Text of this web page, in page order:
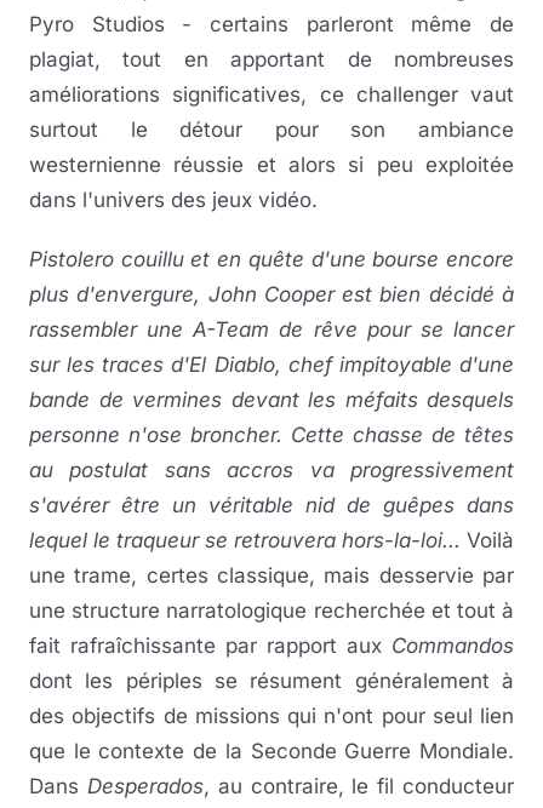
Pyro Studios - certains parleront même de
plagiat, tout en apportant de nombreuses
améliorations significatives, ce challenger vaut
surtout le détour pour son ambiance
westernienne réussie et alors si peu exploitée
dans l'univers des jeux vidéo.
Pistolero couillu et en quête d'une bourse encore
plus d'envergure, John Cooper est bien décidé à
rassembler une A-Team de rêve pour se lancer
sur les traces d'El Diablo, chef impitoyable d'une
bande de vermines devant les méfaits desquels
personne n'ose broncher. Cette chasse de têtes
au postulat sans accros va progressivement
s'avérer être un véritable nid de guêpes dans
lequel le traqueur se retrouvera hors-la-loi... Voilà
une trame, certes classique, mais desservie par
une structure narratologique recherchée et tout à
fait rafraîchissante par rapport aux Commandos
dont les périples se résument généralement à
des objectifs de missions qui n'ont pour seul lien
que le contexte de la Seconde Guerre Mondiale.
Dans Desperados, au contraire, le fil conducteur